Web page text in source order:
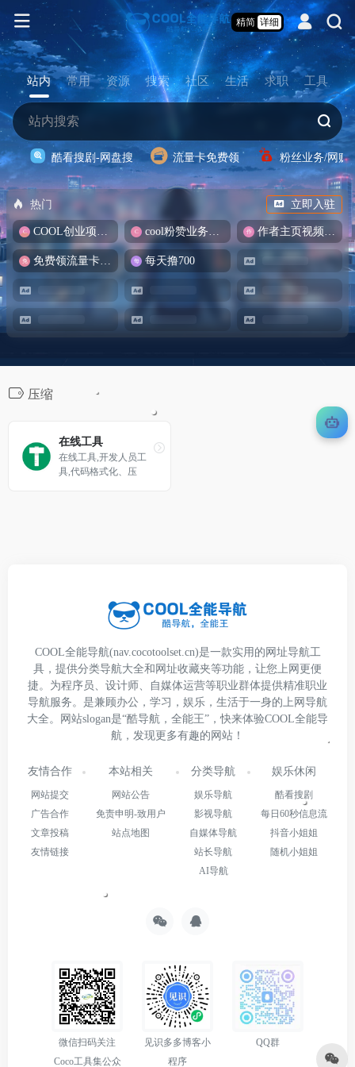
精简 详细
站内 常用 资源 搜索 社区 生活 求职 工具
酷看搜剧-网盘搜 流量卡免费领 粉丝业务/网赚/
热门 立即入驻
COOL创业项目商城 cool粉赞业务商城【爆粉引流】 作者主页视频批量提取
免费领流量卡-包邮 每天撸700
压缩
在线工具
在线工具,开发人员工
具,代码格式化、压
COOL全能导航(nav.cocotoolset.cn)是一款实用的网址导航工
具，提供分类导航大全和网址收藏夹等功能，让您上网更便
捷。为程序员、设计师、自媒体运营等职业群体提供精准职业
导航服务。是兼顾办公，学习，娱乐，生活于一身的上网导航
大全。网站slogan是“酷导航，全能王”，快来体验COOL全能导
航，发现更多有趣的网站！
友情合作
网站提交
广告合作
文章投稿
友情链接
本站相关
网站公告
免责申明-致用户
站点地图
分类导航
娱乐导航
影视导航
自媒体导航
站长导航
AI导航
娱乐休闲
酷看搜剧
每日60秒信息流
抖音小姐姐
随机小姐姐
微信扫码关注
Coco工具集公众
见识多多博客小
程序
QQ群